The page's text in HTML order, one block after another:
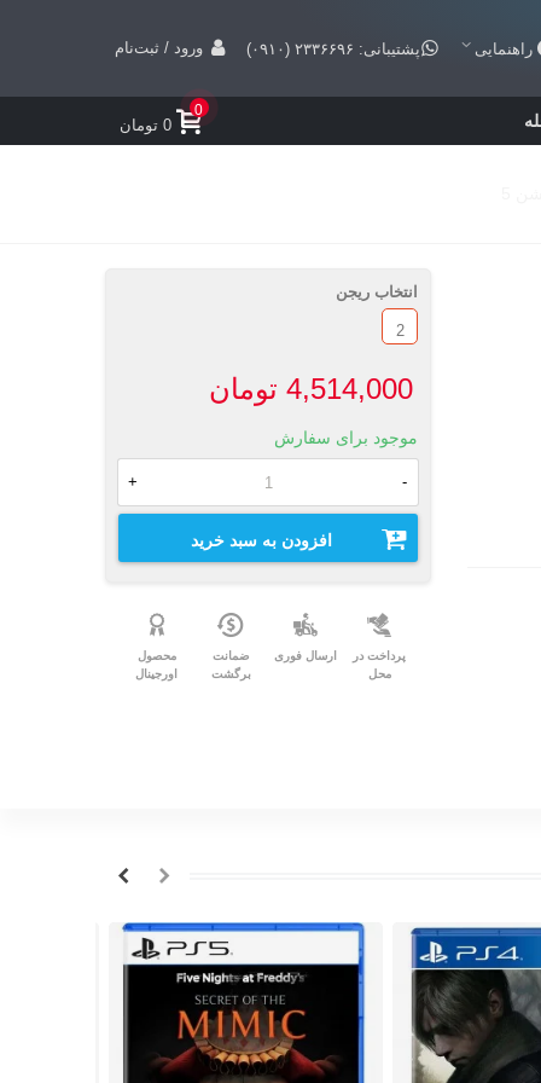
راهنمایی پشتیبانی: ۲۳۳۶۶۹۶ (۰۹۱۰) ورود / ثبت‌نام
0
0 تومان
انتخاب ریجن
2
4,514,000 تومان
موجود برای سفارش
-
+
افزودن به سبد خرید
پرداخت در
محل
ارسال فوری
ضمانت
برگشت
محصول
اورجینال